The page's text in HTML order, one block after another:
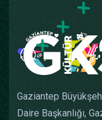
Gaziantep
Daire Başkanlığı,